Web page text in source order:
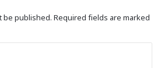
be published. Required fields are marked